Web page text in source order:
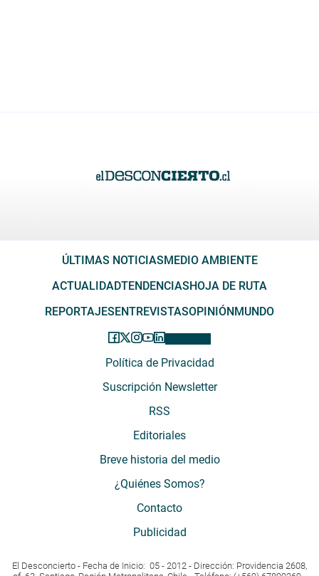
ÚLTIMAS NOTICIASMEDIO AMBIENTE
ACTUALIDADTENDENCIASHOJA DE RUTA
REPORTAJESENTREVISTASOPINIÓNMUNDO
Política de Privacidad
Suscripción Newsletter
RSS
Editoriales
Breve historia del medio
¿Quiénes Somos?
Contacto
Publicidad
El Desconcierto - Fecha de Inicio: 05 - 2012 - Dirección: Providencia 2608,